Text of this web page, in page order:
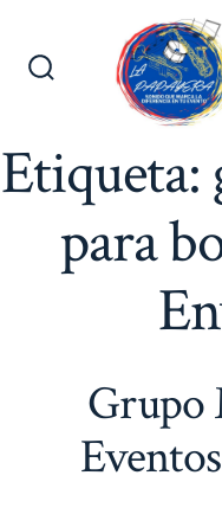
Alternar
Etiqueta:
para
Grupo